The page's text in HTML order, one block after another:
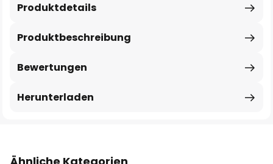
Produktbeschreibung
Produktdetails
Bewertungen
Herunterladen